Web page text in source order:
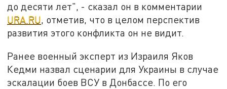
до десяти лет", - сказал он в комментарии
URA.RU, отметив, что в целом перспектив
развития этого конфликта он не видит.
Ранее военный эксперт из Израиля Яков
Кедми назвал сценарии для Украины в случае
эскалации боев ВСУ в Донбассе. По его